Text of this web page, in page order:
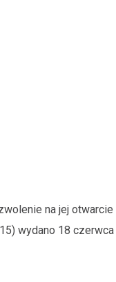
na jej otwarcie
wydano 18 czerwca